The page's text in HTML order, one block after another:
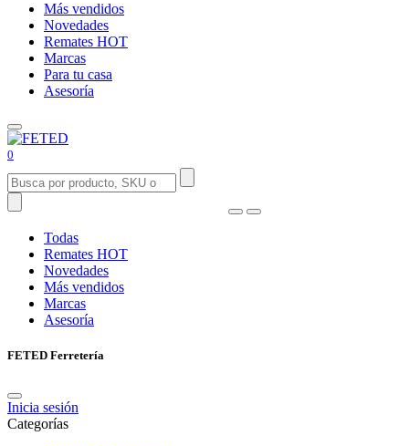
Más vendidos
Novedades
Remates HOT
Marcas
Para tu casa
Asesoría
0
Todas
Remates HOT
Novedades
Más vendidos
Marcas
Asesoría
FETED Ferretería
Inicia sesión
Categorías